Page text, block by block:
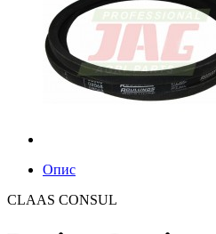
Опис
CLAAS CONSUL